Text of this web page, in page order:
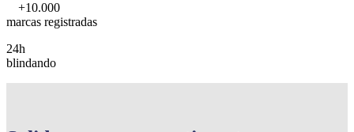
+10.000
marcas registradas
24h
blindando